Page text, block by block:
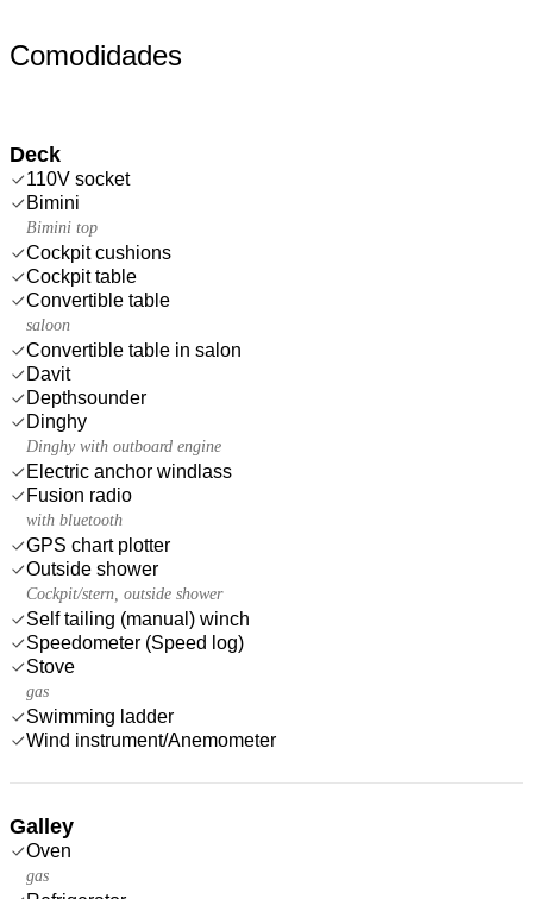
Comodidades
Deck
110V socket
Bimini
Bimini top
Cockpit cushions
Cockpit table
Convertible table
saloon
Convertible table in salon
Davit
Depthsounder
Dinghy
Dinghy with outboard engine
Electric anchor windlass
Fusion radio
with bluetooth
GPS chart plotter
Outside shower
Cockpit/stern, outside shower
Self tailing (manual) winch
Speedometer (Speed log)
Stove
gas
Swimming ladder
Wind instrument/Anemometer
Galley
Oven
gas